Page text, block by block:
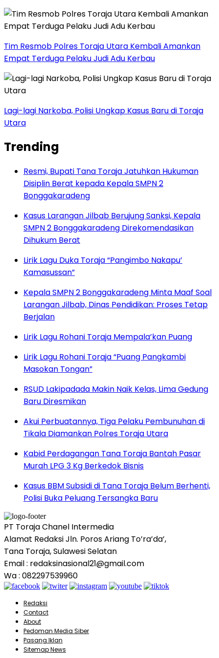
Tim Resmob Polres Toraja Utara Kembali Amankan
Empat Terduga Pelaku Judi Adu Kerbau
Lagi-lagi Narkoba, Polisi Ungkap Kasus Baru di Toraja
Utara
Trending
Resmi, Bupati Tana Toraja Jatuhkan Hukuman
Disiplin Berat kepada Kepala SMPN 2
Bonggakaradeng
Kasus Larangan Jilbab Berujung Sanksi, Kepala
SMPN 2 Bonggakaradeng Direkomendasikan
Dihukum Berat
Lirik Lagu Duka Toraja “Pangimbo Nakapu’
Kamasussan”
Kepala SMPN 2 Bonggakaradeng Minta Maaf Soal
Larangan Jilbab, Dinas Pendidikan: Proses Tetap
Berjalan
Lirik Lagu Rohani Toraja Mempala’kan Puang
Lirik Lagu Rohani Toraja “Puang Pangkambi
Masokan Tongan”
RSUD Lakipadada Makin Naik Kelas, Lima Gedung
Baru Diresmikan
Akui Perbuatannya, Tiga Pelaku Pembunuhan di
Tikala Diamankan Polres Toraja Utara
Kabid Perdagangan Tana Toraja Bantah Pasar
Murah LPG 3 Kg Berkedok Bisnis
Kasus BBM Subsidi di Tana Toraja Belum Berhenti,
Polisi Buka Peluang Tersangka Baru
PT Toraja Chanel Intermedia
Alamat Redaksi Jln. Poros Ariang To’ra’da’,
Tana Toraja, Sulawesi Selatan
Email : redaksinasional21@gmail.com
Wa : 082297539960
Redaksi
Contact
About
Pedoman Media Siber
Pasang Iklan
Sitemap News